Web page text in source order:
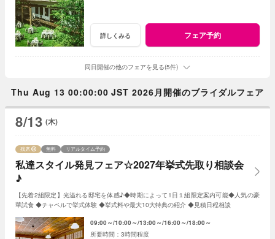
詳しくみる フェア予約
同日開催の他のフェアを見る(5件)
Thu Aug 13 00:00:00 JST 2026月開催のブライダルフェア
8/13 (木)
私達スタイル発見フェア☆2027年挙式先取り相談会
♪
残席 無料 リアルタイム予約
【先着2組限定】光溢れる邸宅を体感♪◆時期によって1日１組限定案内可能◆人気の豪
華試食 ◆チャペルで挙式体験 ◆挙式料や最大10大特典の紹介 ◆見積日程相談
09:00～ 10:00～ 13:00～ 16:00～ 18:00～
3時間程度